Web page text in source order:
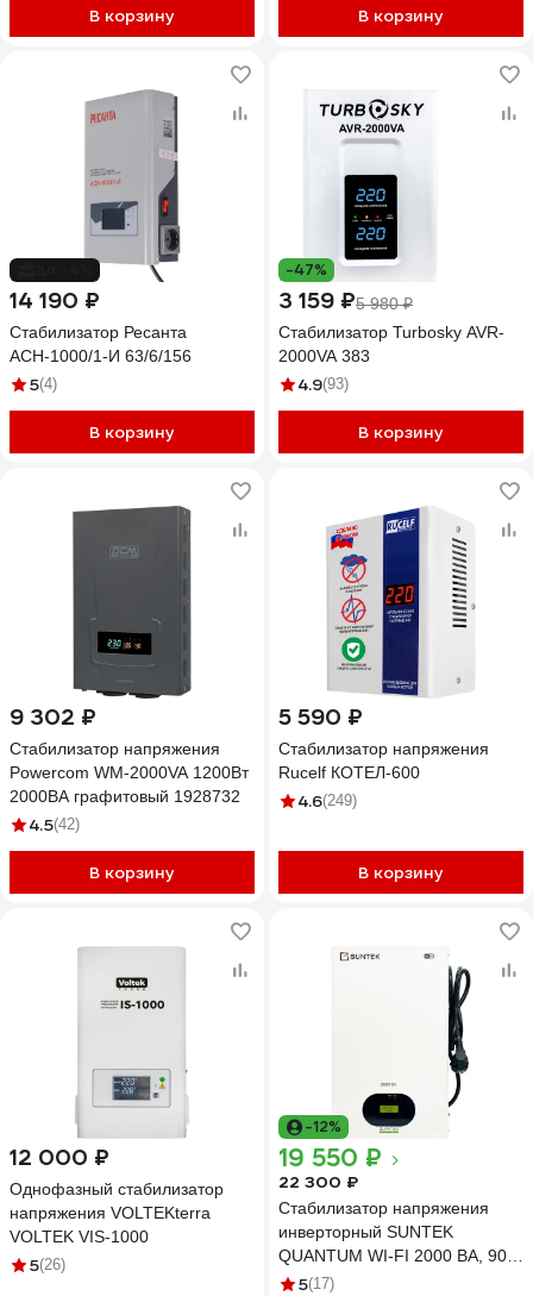
В корзину В корзину
14 190 ₽
Стабилизатор Ресанта
АСН-1000/1-И 63/6/156
5(4)
В корзину
-47%
3 159 ₽5 980 ₽
Стабилизатор Turbosky AVR-
2000VA 383
4.9(93)
В корзину
9 302 ₽
Стабилизатор напряжения
Powercom WM-2000VA 1200Вт
2000ВА графитовый 1928732
4.5(42)
В корзину
5 590 ₽
Стабилизатор напряжения
Rucelf КОТЕЛ-600
4.6(249)
В корзину
12 000 ₽
Однофазный стабилизатор
напряжения VOLTEKterra
VOLTEK VIS-1000
5(26)
-12%
19 550 ₽
22 300 ₽
Стабилизатор напряжения
инверторный SUNTEK
QUANTUM WI-FI 2000 ВА, 90-
310 В IN-2000 WI
5(17)